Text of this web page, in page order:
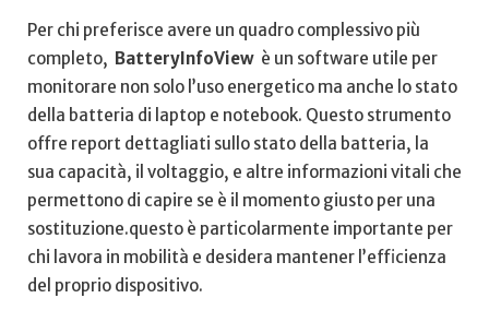
Per chi preferisce‍ avere ‌un quadro complessivo più
⁢completo, ‌ BatteryInfoView ‌ è‍ un software utile ​per
⁤monitorare non solo⁤ l’uso energetico ma anche lo stato
⁣della batteria di laptop​ e‌ notebook.‌ Questo strumento
‍offre ⁢report dettagliati ​sullo⁣ stato della ⁢batteria, la
sua ⁢capacità, il‌ voltaggio, e⁣ altre informazioni vitali che
permettono di capire se è ‌il ⁣momento giusto per una‍
sostituzione.questo è particolarmente importante⁢ per
⁢chi lavora in ⁣mobilità e desidera mantener ‍l’efficienza
del proprio dispositivo.